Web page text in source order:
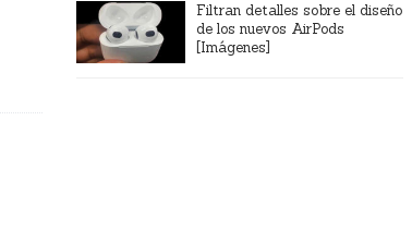
Filtran detalles sobre el diseño
de los nuevos AirPods
[Imágenes]